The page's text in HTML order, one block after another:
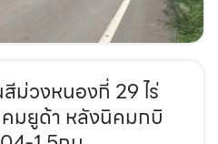
ม่วงหนองกี่ 29 ไร่
มยูด้า หลังนิคมกบิ